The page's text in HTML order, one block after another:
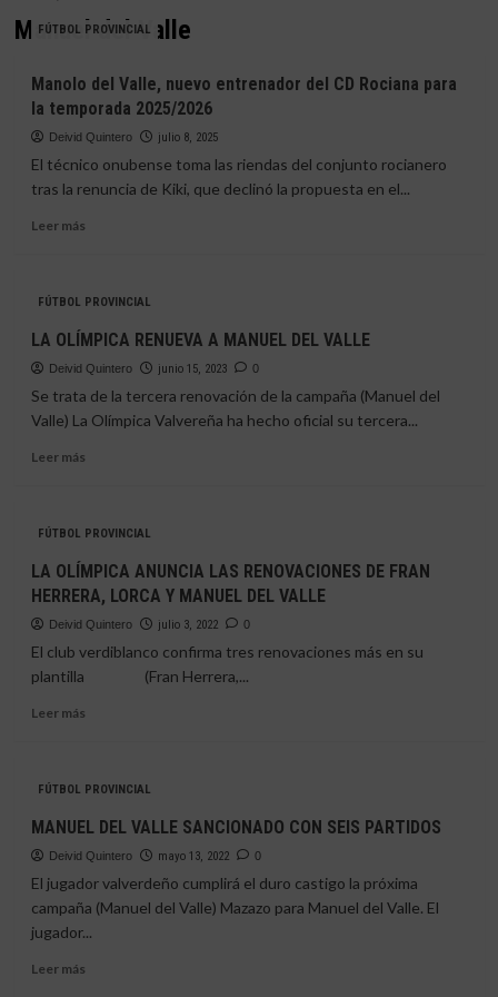
Manuel del Valle
FÚTBOL PROVINCIAL
Manolo del Valle, nuevo entrenador del CD Rociana para
la temporada 2025/2026
Deivid Quintero julio 8, 2025
El técnico onubense toma las riendas del conjunto rocianero
tras la renuncia de Kiki, que declinó la propuesta en el...
Leer másLeer
del
nuevo
entrenador
del
CD
Rociana
para
FÚTBOL PROVINCIAL
LA OLÍMPICA RENUEVA A MANUEL DEL VALLE
Deivid Quintero junio 15, 2023 0
Se trata de la tercera renovación de la campaña (Manuel del
Valle) La Olímpica Valvereña ha hecho oficial su tercera...
Leer másLeer
OLÍMPICA
A
MANUEL
DEL
VALLE
FÚTBOL PROVINCIAL
LA OLÍMPICA ANUNCIA LAS RENOVACIONES DE FRAN
HERRERA, LORCA Y MANUEL DEL VALLE
Deivid Quintero julio 3, 2022 0
El club verdiblanco confirma tres renovaciones más en su
plantilla (Fran Herrera,...
Leer másLeer
OLÍMPICA
LAS
RENOVACIONES
DE
FRAN
HERRERA,
LORCA
Y
FÚTBOL PROVINCIAL
MANUEL DEL VALLE SANCIONADO CON SEIS PARTIDOS
Deivid Quintero mayo 13, 2022 0
El jugador valverdeño cumplirá el duro castigo la próxima
campaña (Manuel del Valle) Mazazo para Manuel del Valle. El
jugador...
Leer másLeer